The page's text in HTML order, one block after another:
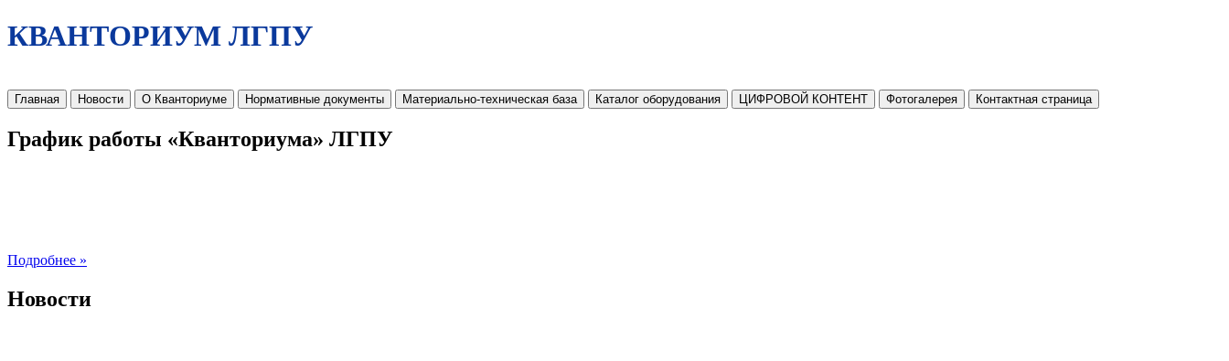
КВАНТОРИУМ ЛГПУ
Главная Новости О Кванториуме Нормативные документы Материально-техническая база Каталог оборудования ЦИФРОВОЙ КОНТЕНТ Фотогалерея Контактная страница
График работы «Кванториума» ЛГПУ
Подробнее »
Новости